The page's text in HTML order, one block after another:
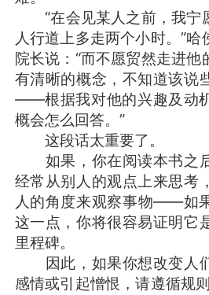
“在会见某人之前，我宁
人行道上多走两个小时。”
院长说：“而不愿贸然走进
有清晰的概念，不知道该说
——根据我对他的兴趣及动
概会怎么回答。”
这段话太重要了。
如果，你在阅读本书之
经常从别人的观点上来思考
人的角度来观察事物——如
这一点，你将很容易证明它
里程碑。
因此，如果你想改变人
感情或引起憎恨，请遵循规